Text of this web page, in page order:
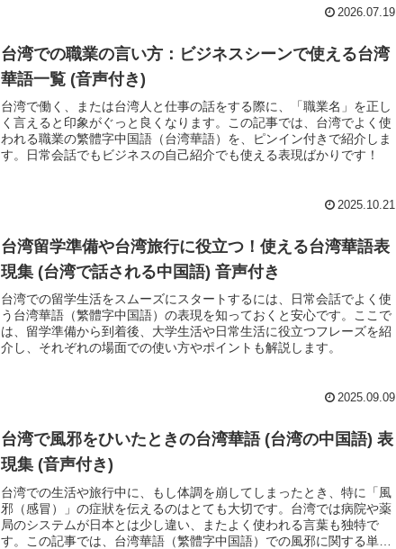
2026.07.19
台湾での職業の言い方：ビジネスシーンで使える台湾
華語一覧 (音声付き)
台湾で働く、または台湾人と仕事の話をする際に、「職業名」を正し
く言えると印象がぐっと良くなります。この記事では、台湾でよく使
われる職業の繁體字中国語（台湾華語）を、ピンイン付きで紹介しま
す。日常会話でもビジネスの自己紹介でも使える表現ばかりです！
2025.10.21
台湾留学準備や台湾旅行に役立つ！使える台湾華語表
現集 (台湾で話される中国語) 音声付き
台湾での留学生活をスムーズにスタートするには、日常会話でよく使
う台湾華語（繁體字中国語）の表現を知っておくと安心です。ここで
は、留学準備から到着後、大学生活や日常生活に役立つフレーズを紹
介し、それぞれの場面での使い方やポイントも解説します。
2025.09.09
台湾で風邪をひいたときの台湾華語 (台湾の中国語) 表
現集 (音声付き)
台湾での生活や旅行中に、もし体調を崩してしまったとき、特に「風
邪（感冒）」の症狀を伝えるのはとても大切です。台湾では病院や薬
局のシステムが日本とは少し違い、またよく使われる言葉も独特で
す。この記事では、台湾華語（繁體字中国語）での風邪に関する単語